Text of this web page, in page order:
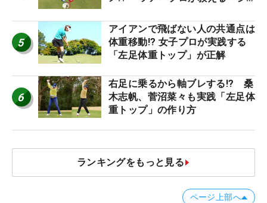
減するワケ
5
アイアンで飛ばない人の共通点は
体重移動!? 女子プロが実践する
「左足体重トップ」が正解
6
右足に乗るから軸ブレする!? 桑
木志帆、菅沼菜々も実践「左足体
重トップ」の作り方
ランキングをもっと見る
ページ上部へ